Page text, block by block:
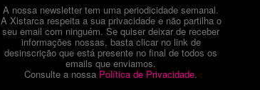
A nossa newsletter tem uma periodicidade semanal.
A Xistarca respeita a sua privacidade e não partilha o
seu email com ninguém. Se quiser deixar de receber
informações nossas, basta clicar no link de
desinscrição que está presente no final de todos os
emails que enviamos.
Consulte a nossa Política de Privacidade.